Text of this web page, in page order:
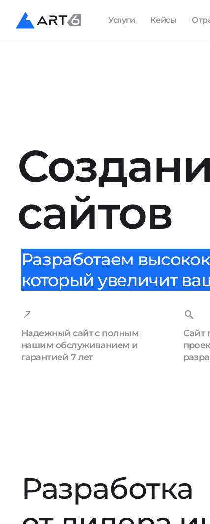
Услуги Кейсы
сайтов
Разработаем
который увеличит
Надежный сайт с полным
нашим обслуживанием и
гарантией 7 лет
Сайт
Разработка